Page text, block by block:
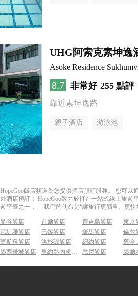
UHG阿索克素坤逸
Asoke Residence
8.7 非常好 255 點評
靠近素坤逸路
親子酒店 游泳池
HopeGoo飯店頻道為您提供酒店預訂服務。 您可
外酒店預訂！ HopeGoo致力於打造一站式線上旅
遊平臺之一，。 我們的使命是“讓旅行更簡單、更
曼谷飯店 首爾飯店 普吉島飯店
東京
芭堤雅飯店
巴黎飯店 羅馬飯店
倫敦
莫斯科飯店
洛杉磯飯店 紐約飯店
舊金
墨西哥城飯店
里約熱內盧飯店 悉尼飯店 墨爾